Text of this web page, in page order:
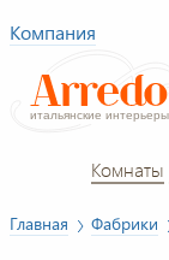
Компания
Комнаты
Главная Фабрики